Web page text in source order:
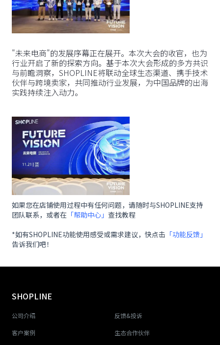
"未来电商"的发展序幕正在展开。本次大会的收官，也为
行业开启了新的探索方向。基于本次大会形成的多方共识
与前瞻洞察，SHOPLINE将联动全球生态渠道、携手技术
伙伴与跨境卖家，共同推动行业发展，为中国品牌的出海
实践持续注入动力。
如果您在店铺使用过程中有任何问题，请随时与SHOPLINE支持
团队联系，或者在 「帮助中心」 查找教程
*如有SHOPLINE功能使用感受或需求建议，快点击 「功能反馈」
告诉我们吧！
SHOPLINE
公司介绍 反馈&投诉
客户案例 生态合作伙伴